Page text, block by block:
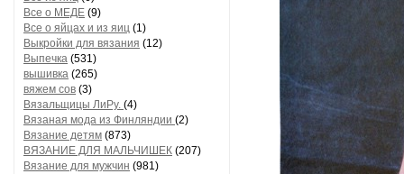
Все о МЕДЕ (9)
Все о яйцах и из яиц (1)
Выкройки для вязания (12)
Выпечка (531)
вышивка (265)
вяжем сов (3)
Вязальщицы ЛиРу. (4)
Вязаная мода из Финляндии (2)
Вязание детям (873)
ВЯЗАНИЕ ДЛЯ МАЛЬЧИШЕК (207)
Вязание для мужчин (981)